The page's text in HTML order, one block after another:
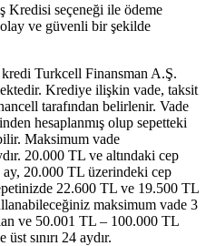
Kredisi seçeneği ile ödeme
ve güvenli bir şekilde
Turkcell Finansman A.Ş.
Krediye ilişkin vade, taksit
tarafından belirlenir. Vade
hesaplanmış olup sepetteki
Maksimum vade
20.000 TL ve altındaki cep
ay, 20.000 TL üzerindeki cep
22.600 TL ve 19.500 TL
maksimum vade 3
ve 50.001 TL – 100.000 TL
sınırı 24 aydır.